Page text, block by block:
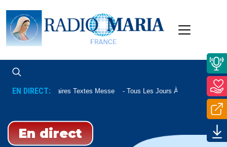
EN DIRECT:
Commentaires Textes Messe Tous Les Jours À 07h45 Et Le
En direct